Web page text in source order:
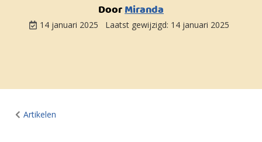
DoorMiranda
14 januari 2025 Laatst gewijzigd: 14 januari 2025
Artikelen